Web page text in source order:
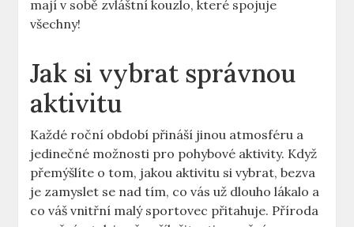
mají v sobě zvláštní kouzlo, které spojuje
všechny!
Jak si vybrat správnou
aktivitu
Každé roční období přináší jinou atmosféru a
jedinečné možnosti pro pohybové aktivity. Když
přemýšlíte o tom, jakou aktivitu si vybrat, bezva
je zamyslet se nad tím, co vás už dlouho lákalo a
co váš vnitřní malý sportovec přitahuje. Příroda